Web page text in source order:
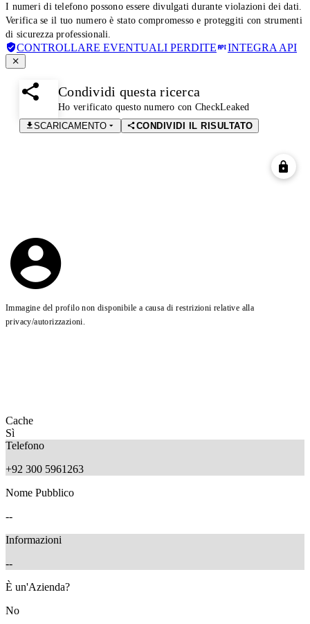
I numeri di telefono possono essere divulgati durante violazioni dei dati.
Verifica se il tuo numero è stato compromesso e proteggiti con strumenti
di sicurezza professionali.
CONTROLLARE EVENTUALI PERDITE INTEGRA API
Condividi questa ricerca
Ho verificato questo numero con CheckLeaked
SCARICAMENTO
CONDIVIDI IL RISULTATO
Immagine del profilo non disponibile a causa di restrizioni relative alla
privacy/autorizzazioni.
Cache
Sì
Telefono
+92 300 5961263
Nome Pubblico
--
Informazioni
--
È un'Azienda?
No